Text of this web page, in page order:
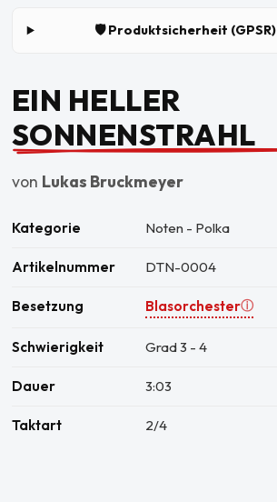
🛡️ Produktsicherheit (GPSR)
EIN HELLER
SONNENSTRAHL
von Lukas Bruckmeyer
Kategorie Noten - Polka
Artikelnummer DTN-0004
Besetzung Blasorchesterⓘ
Schwierigkeit Grad 3 - 4
Dauer 3:03
Taktart 2/4